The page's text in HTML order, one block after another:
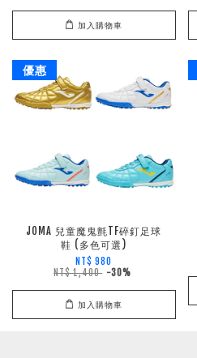
加入購物車
優惠
JOMA 兒童魔鬼氈TF碎釘足球
鞋 (多色可選)
NT$ 980
NT$ 1,400 -30%
加入購物車